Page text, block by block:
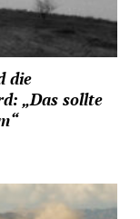
die
„Das sollte